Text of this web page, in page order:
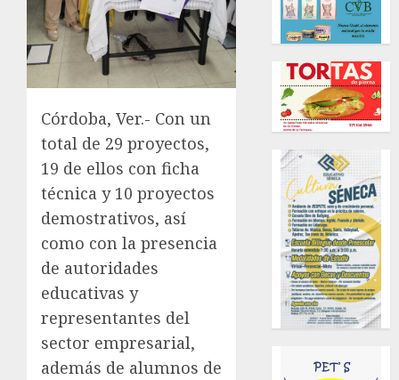
Córdoba, Ver.- Con un
total de 29 proyectos,
19 de ellos con ficha
técnica y 10 proyectos
demostrativos, así
como con la presencia
de autoridades
educativas y
representantes del
sector empresarial,
además de alumnos de